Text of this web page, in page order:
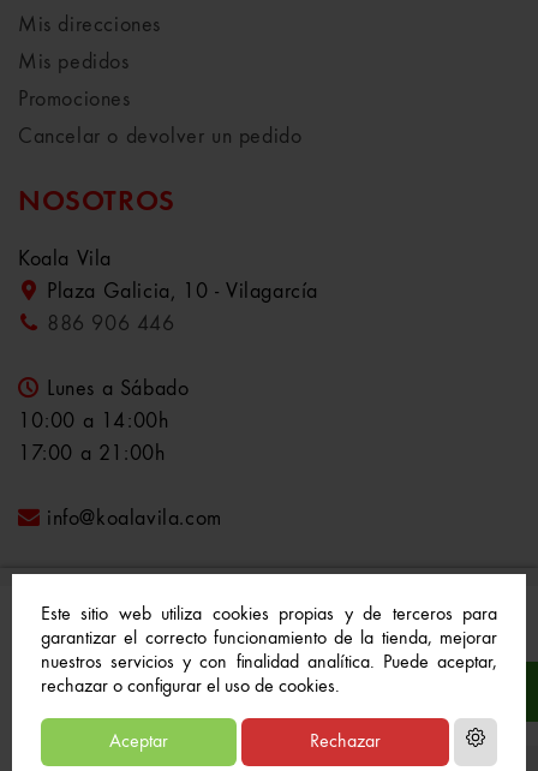
Este sitio web utiliza cookies propias y de terceros para
garantizar el correcto funcionamiento de la tienda, mejorar
nuestros servicios y con finalidad analítica. Puede aceptar,
rechazar o configurar el uso de cookies.
Aceptar Rechazar
Mis direcciones
Mis pedidos
Promociones
Cancelar o devolver un pedido
NOSOTROS
Koala Vila
Plaza Galicia, 10 - Vilagarcía
886 906 446
Lunes a Sábado
10:00 a 14:00h
17:00 a 21:00h
info@koalavila.com
© 2021-2022 Koala Vila™. Todos los derechos